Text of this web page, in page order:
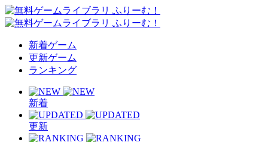
新着ゲーム
更新ゲーム
ランキング
新着
更新